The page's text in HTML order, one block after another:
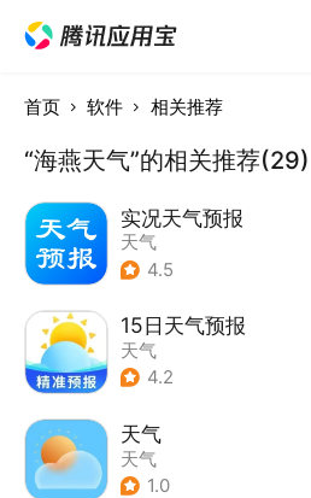
首页 软件 相关推荐
“海燕天气”的相关推荐(29)
实况天气预报
天气
4.5
15日天气预报
天气
4.2
天气
天气
1.0